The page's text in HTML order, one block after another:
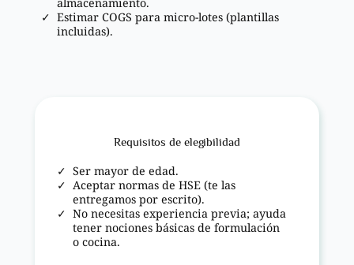
Estimar COGS para micro-lotes (plantillas
incluidas).
Requisitos de elegibilidad
Ser mayor de edad.
Aceptar normas de HSE (te las
entregamos por escrito).
No necesitas experiencia previa; ayuda
tener nociones básicas de formulación
o cocina.